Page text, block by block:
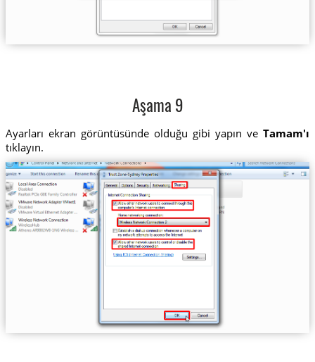
Aşama 9
Ayarları ekran görüntüsünde olduğu gibi yapın veTamam'ı
tıklayın.